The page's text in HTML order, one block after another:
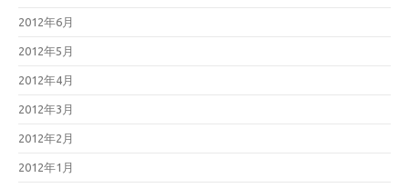
2012年6月
2012年5月
2012年4月
2012年3月
2012年2月
2012年1月